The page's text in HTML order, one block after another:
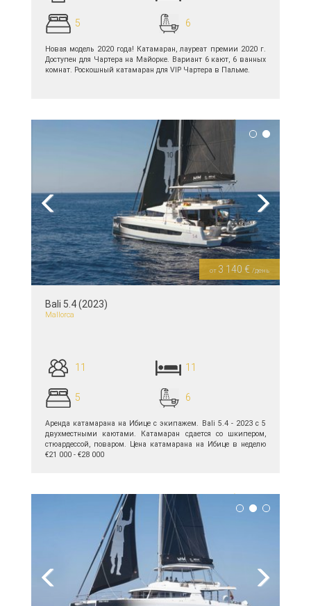
5 6
Новая модель 2020 года! Катамаран, лауреат премии 2020 г.
Доступен для Чартера на Майорке. Вариант 6 кают, 6 ванных
комнат. Роскошный катамаран для VIP Чартера в Пальме.
Previous Next
от 3 140 € /день
Bali 5.4 (2023)
Mallorca
11 11
5 6
Аренда катамарана на Ибице с экипажем. Bali 5.4 - 2023 с 5
двухместными каютами. Катамаран сдается со шкипером,
стюардессой, поваром. Цена катамарана на Ибице в неделю
€21 000 - €28 000
Previous